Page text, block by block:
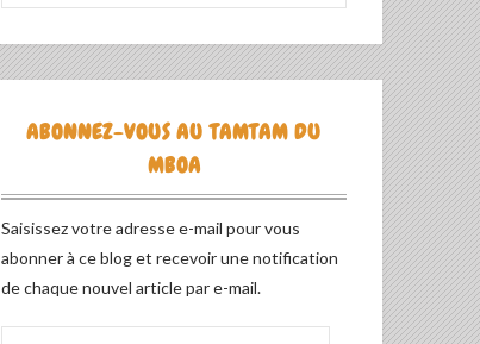
ABONNEZ-VOUS AU TAMTAM DU
MBOA
Saisissez votre adresse e-mail pour vous
abonner à ce blog et recevoir une notification
de chaque nouvel article par e-mail.